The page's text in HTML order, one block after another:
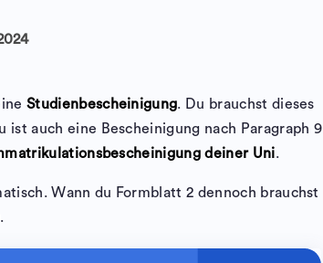
Studienbescheinigung. Du brauchst dieses
ist auch eine Bescheinigung nach Paragraph 9
deiner Uni.
Wann du Formblatt 2 dennoch brauchst